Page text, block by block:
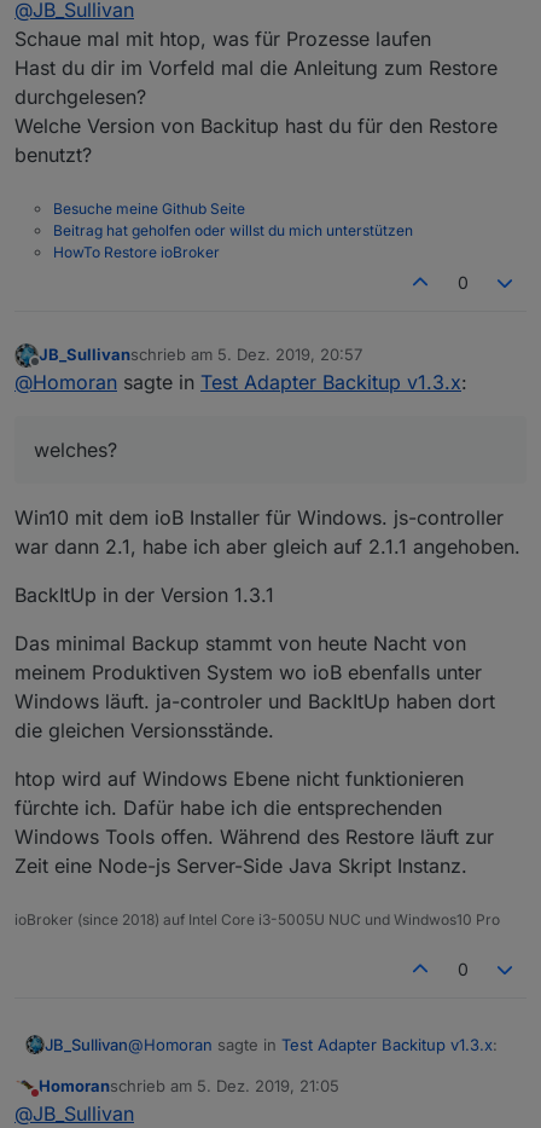
Habe ich eben gerade gemacht - nun ist das
Webinterface nicht mehr erreichbar. Ich habe aber
übelst viel Netzwerk Traffic und das ist ein NUC,
außer dem Betriebssystem und ioB noch nichts
worden)
@JB_Sullivan
Schaue mal mit htop, was für Prozesse laufen
Hast du dir im Vorfeld mal die Anleitung zum Restore
durchgelesen?
Welche Version von Backitup hast du für den Restore
benutzt?
Besuche meine Github Seite
Beitrag hat geholfen oder willst du mich unterstützen
HowTo Restore ioBroker
0
Offline
JB_Sullivanschrieb am 5. Dez. 2019, 20:57
zuletzt editiert von
@Homoran sagte in Test Adapter Backitup v1.3.x:
welches?
Win10 mit dem ioB Installer für Windows. js-controller
war dann 2.1, habe ich aber gleich auf 2.1.1 angehoben.
BackItUp in der Version 1.3.1
Das minimal Backup stammt von heute Nacht von
meinem Produktiven System wo ioB ebenfalls unter
Windows läuft. ja-controler und BackItUp haben dort
die gleichen Versionsstände.
htop wird auf Windows Ebene nicht funktionieren
fürchte ich. Dafür habe ich die entsprechenden
Windows Tools offen. Während des Restore läuft zur
Zeit eine Node-js Server-Side Java Skript Instanz.
ioBroker (since 2018) auf Intel Core i3-5005U NUC und Windwos10 Pro
0
JB_Sullivan@Homoran sagte in Test Adapter Backitup v1.3.x:
Nicht stören
Homoranschrieb am 5. Dez. 2019, 21:05
zuletzt editiert von
@JB_Sullivan